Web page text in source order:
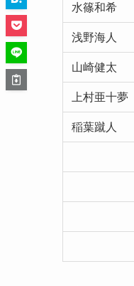
水篠和希
浅野海人
山崎健太
上村亜十夢
稲葉蹴人